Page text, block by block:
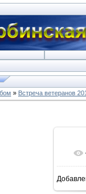
» Встреча ветеранов